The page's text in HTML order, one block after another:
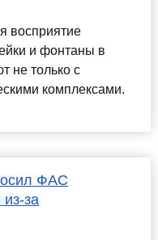
восприятие
и фонтаны в
не только с
комплексами.
ФАС
за